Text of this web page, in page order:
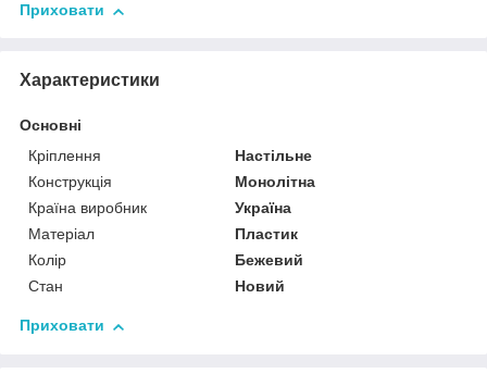
Приховати
Характеристики
Основні
Кріплення
Настільне
Конструкція
Монолітна
Країна виробник
Україна
Матеріал
Пластик
Колір
Бежевий
Стан
Новий
Приховати